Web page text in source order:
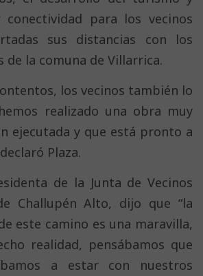
para los vecinos
sus distancias con los
de la comuna de Villarrica.
los vecinos también lo
realizado una obra muy
ejecutada y que está pronto a
Plaza.
de la Junta de Vecinos
Challupén Alto, dijo que “la
este camino es una maravilla,
realidad, pensábamos que
a estar con nuestros